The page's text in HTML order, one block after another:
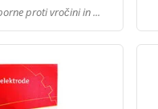
proti vročini in ...